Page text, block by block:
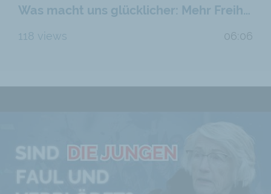
Was macht uns glücklicher: Mehr Freiheit oder mehr Staat?
118 views 06:06